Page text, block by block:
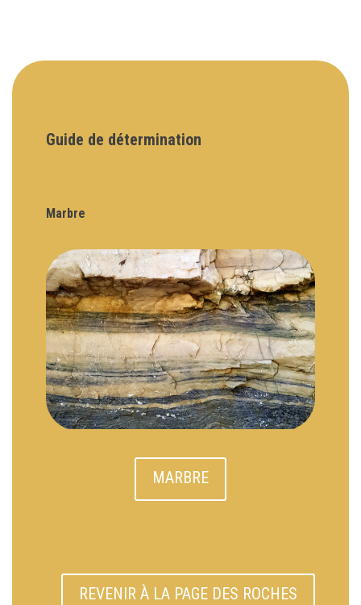
Guide de détermination
Marbre
MARBRE
REVENIR À LA PAGE DES ROCHES